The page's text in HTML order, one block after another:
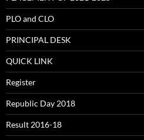
PLO and CLO
PRINCIPAL DESK
QUICK LINK
Register
Republic Day 2018
Result 2016-18